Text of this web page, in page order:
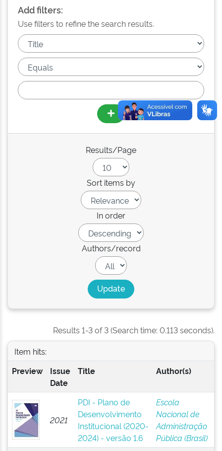
Add filters:
Use filters to refine the search results.
Results/Page
Sort items by
In order
Authors/record
Results 1-3 of 3 (Search time: 0.113 seconds).
Item hits:
Preview
Issue
Date
Title Author(s)
2021
PDI - Plano de
Desenvolvimento
Institucional (2020-
2024) - versão 1.6
Escola
Nacional de
Administração
Pública (Brasil)